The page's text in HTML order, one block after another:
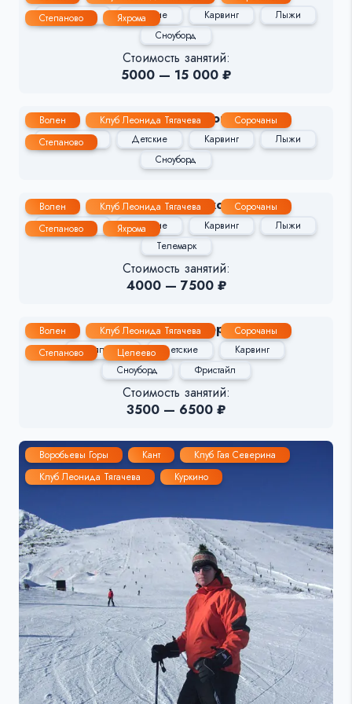
Степаново
Яхрома
Групповые Детские Карвинг
Лыжи
Сноуборд
Стоимость занятий:
5000 — 15 000 ₽
Волен Клуб Леонида Тягачева
Сорочаны
Степаново
Евгений Тагасов
Групповые Детские Карвинг
Лыжи
Сноуборд
Волен Клуб Леонида Тягачева
Сорочаны
Степаново
Яхрома
Евгений Поляков
Групповые Детские Карвинг
Лыжи
Телемарк
Стоимость занятий:
4000 — 7500 ₽
Волен Клуб Леонида Тягачева
Сорочаны
Степаново
Целеево
Юлия Раппопорт
Групповые Детские
Карвинг
Сноуборд
Фристайл
Стоимость занятий:
3500 — 6500 ₽
Воробьевы Горы Кант
Клуб Гая Северина
Клуб Леонида Тягачева
Куркино